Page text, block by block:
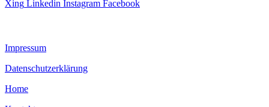
Xing Linkedin Instagram Facebook
Impressum
Datenschutzerklärung
Home